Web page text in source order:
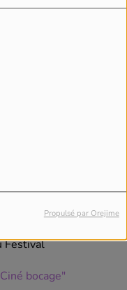
Propulsé par Orejime
Jean Carmet!
Festival
bocage"